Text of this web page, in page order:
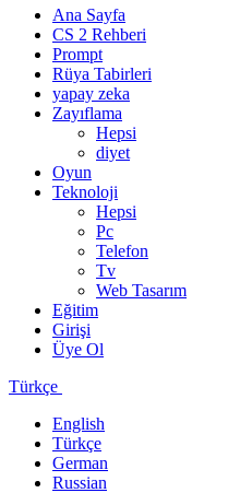
Ana Sayfa
CS 2 Rehberi
Prompt
Rüya Tabirleri
yapay zeka
Zayıflama
Hepsi
diyet
Oyun
Teknoloji
Hepsi
Pc
Telefon
Tv
Web Tasarım
Eğitim
Girişi
Üye Ol
Türkçe
English
Türkçe
German
Russian